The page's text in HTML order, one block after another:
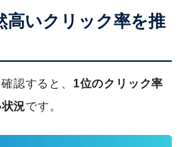
高いクリック率を推
認すると、 1位のクリック率
況です。